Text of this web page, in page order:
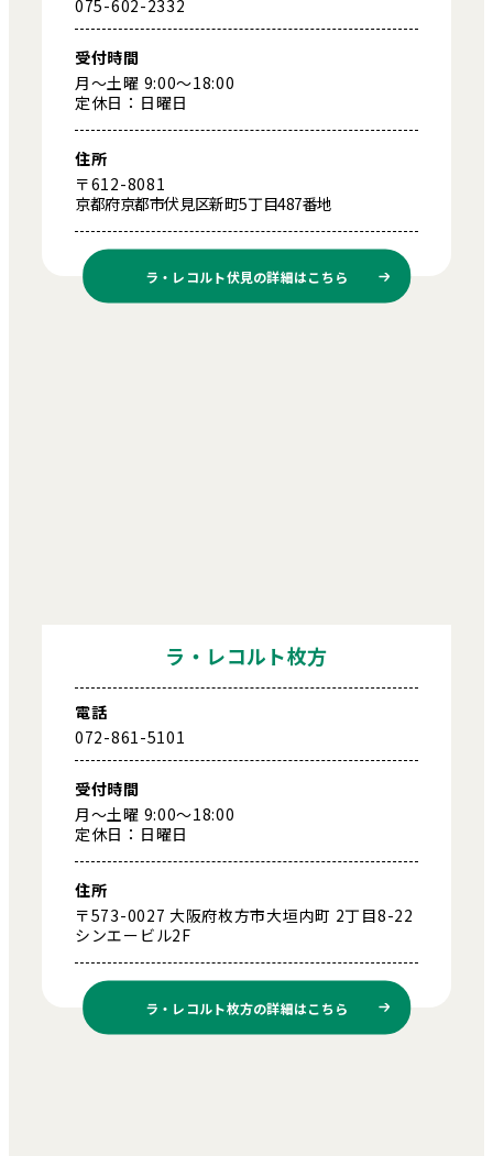
075-602-2332
受付時間
月～土曜 9:00～18:00
定休日：日曜日
住所
〒612-8081
京都府京都市伏見区新町5丁目487番地
ラ・レコルト伏見の詳細はこちら
ラ・レコルト枚方
電話
072-861-5101
受付時間
月～土曜 9:00～18:00
定休日：日曜日
住所
〒573-0027 大阪府枚方市大垣内町 2丁目8-22
シンエービル2F
ラ・レコルト枚方の詳細はこちら